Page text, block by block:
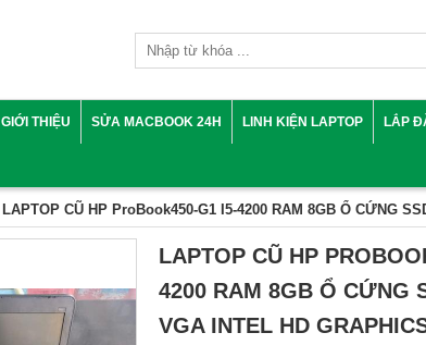
GIỚI THIỆU SỬA MACBOOK 24H LINH KIỆN LAPTOP LẮP
LAPTOP CŨ HP ProBook450-G1 I5-4200 RAM 8GB Ổ CỨNG
LAPTOP CŨ HP
4200 RAM 8GB Ổ CỨNG
VGA INTEL HD